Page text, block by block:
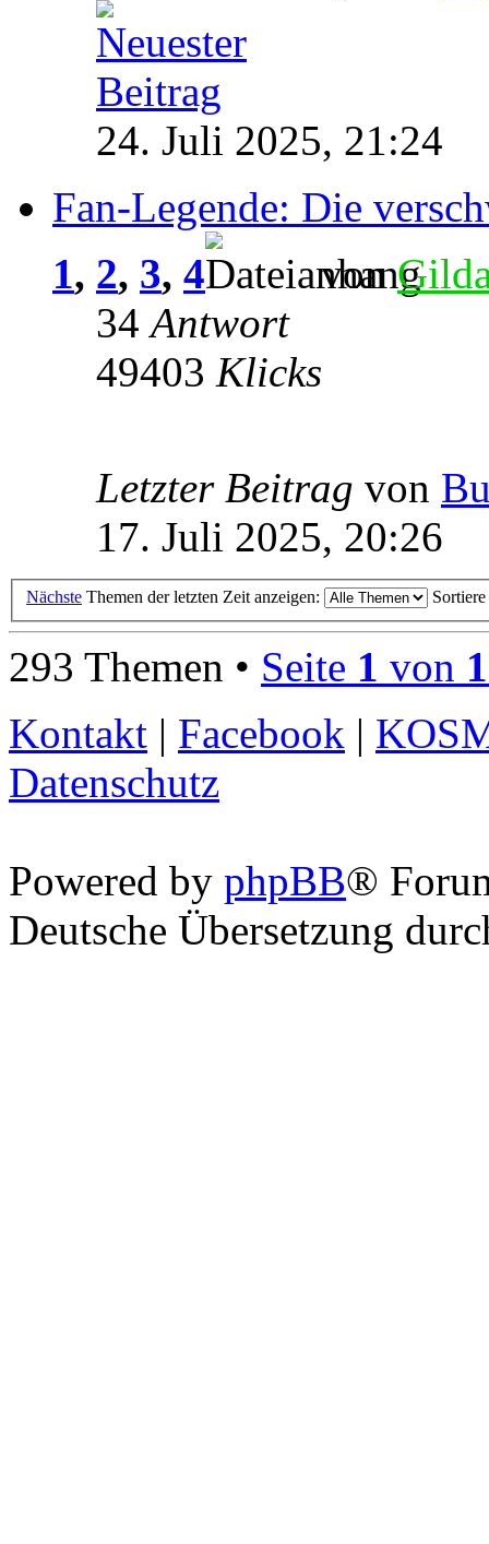
24. Juli 2025, 21:24
Fan-Legende: Die
1, 2, 3, 4 von
34Antwort
49403 Klicks
Letzter Beitrag von
17. Juli 2025, 20:26
Nächste Themen der letzten Zeit anzeigen:
293 Themen • Seite 1 von
Kontakt | Facebook |
Datenschutz
Powered by phpBB®
Deutsche Übersetzung